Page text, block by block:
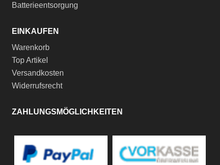
Batterieentsorgung
EINKAUFEN
Warenkorb
Top Artikel
Versandkosten
Widerrufsrecht
ZAHLUNGSMÖGLICHKEITEN